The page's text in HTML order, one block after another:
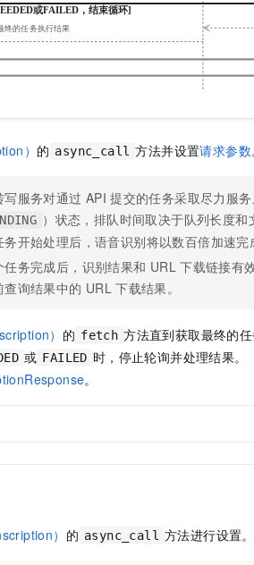
） 的 async_call 方法并设置请求参数
写服务对通过 API 提交的任务采取尽力服
）状态，排队时间取决于队列长度
务开始处理后，语音识别将以数百倍加速完
任务完成后，识别结果和 URL 下载链接有
查询结果中的 URL 下载结果。
） 的 fetch 方法直到获取最终的任
或 FAILED 时，停止轮询并处理结果。
。
） 的 async_call 方法进行设置。